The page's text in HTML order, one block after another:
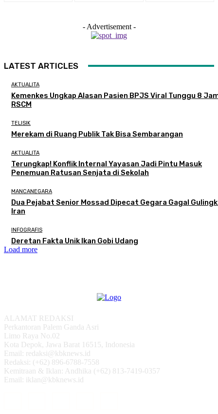
- Advertisement -
LATEST ARTICLES
AKTUALITA
Kemenkes Ungkap Alasan Pasien BPJS Viral Tunggu 8
RSCM
TELISIK
Merekam di Ruang Publik Tak Bisa Sembarangan
AKTUALITA
Terungkap! Konflik Internal Yayasan Jadi Pintu Masuk
Penemuan Ratusan Senjata di Sekolah
MANCANEGARA
Dua Pejabat Senior Mossad Dipecat Gegara Gagal
Iran
INFOGRAFIS
Deretan Fakta Unik Ikan Gobi Udang
Load more
ALAMAT REDAKSI
Perkantoran Palem Ganda Asri
Limo Raya No.02
Kota Depok, Jawa Barat 16515, Indonesia
Email: redaksi@kbknews.id
Redaksi: (+62) 896-6788-7558
Kemitraan & Iklan: Andhika (+62) 813-7419-0357
Email: iklan@kbknews.id